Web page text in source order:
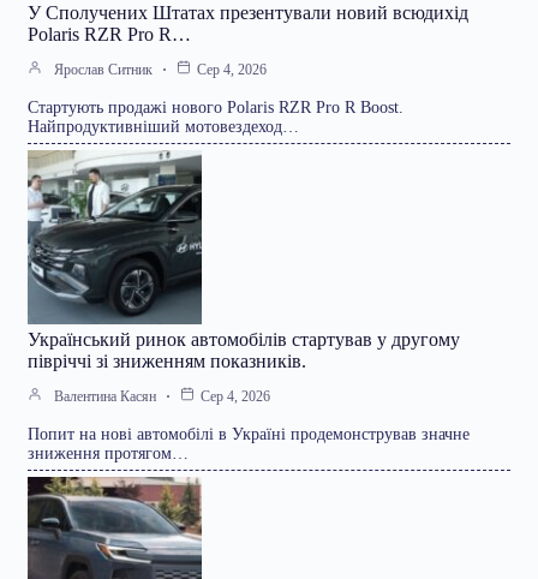
У Сполучених Штатах презентували новий всюдихід
Polaris RZR Pro R…
Ярослав Ситник Сер 4, 2026
Стартують продажі нового Polaris RZR Pro R Boost.
Найпродуктивніший мотовездеход…
Український ринок автомобілів стартував у другому
півріччі зі зниженням показників.
Валентина Касян Сер 4, 2026
Попит на нові автомобілі в Україні продемонстрував значне
зниження протягом…